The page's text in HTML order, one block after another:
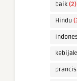
baik (2)
Hindu
prancis